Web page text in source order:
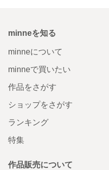
minneを知る
minneについて
minneで買いたい
作品をさがす
ショップをさがす
ランキング
特集
作品販売について